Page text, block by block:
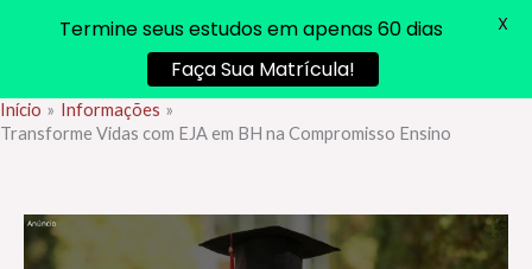
Ir
para
Início
Informações
Transforme Vidas com EJA em BH na Compromisso Ensino
Termine seus estudos em apenas 60 dias
Faça Sua Matrícula!
X